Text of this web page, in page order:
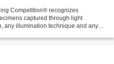
Competition® recognizes
captured through light
any illumination technique and any